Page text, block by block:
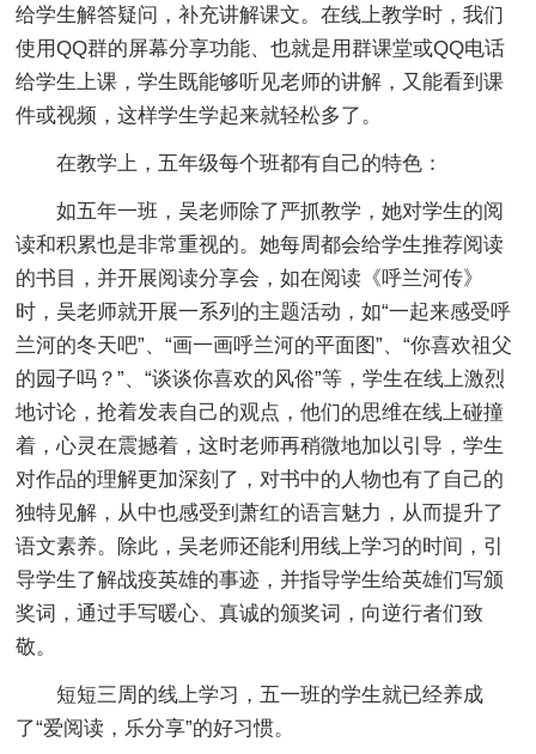
给学生解答疑问，补充讲解课文。在线上教学时，我们
使用QQ群的屏幕分享功能、也就是用群课堂或QQ电话
给学生上课，学生既能够听见老师的讲解，又能看到课
件或视频，这样学生学起来就轻松多了。
在教学上，五年级每个班都有自己的特色：
如五年一班，吴老师除了严抓教学，她对学生的阅
读和积累也是非常重视的。她每周都会给学生推荐阅读
的书目，并开展阅读分享会，如在阅读《呼兰河传》
时，吴老师就开展一系列的主题活动，如“一起来感受呼
兰河的冬天吧”、“画一画呼兰河的平面图”、“你喜欢祖父
的园子吗？”、“谈谈你喜欢的风俗”等，学生在线上激烈
地讨论，抢着发表自己的观点，他们的思维在线上碰撞
着，心灵在震撼着，这时老师再稍微地加以引导，学生
对作品的理解更加深刻了，对书中的人物也有了自己的
独特见解，从中也感受到萧红的语言魅力，从而提升了
语文素养。除此，吴老师还能利用线上学习的时间，引
导学生了解战疫英雄的事迹，并指导学生给英雄们写颁
奖词，通过手写暖心、真诚的颁奖词，向逆行者们致
敬。
短短三周的线上学习，五一班的学生就已经养成
了“爱阅读，乐分享”的好习惯。